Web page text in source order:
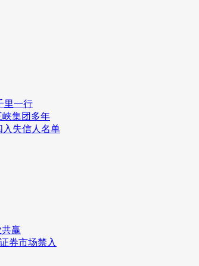
里一行
峡集团多年
入失信人名单
赢
券市场禁入